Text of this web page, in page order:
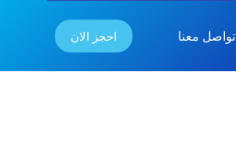
تواصل معنا احجز الان